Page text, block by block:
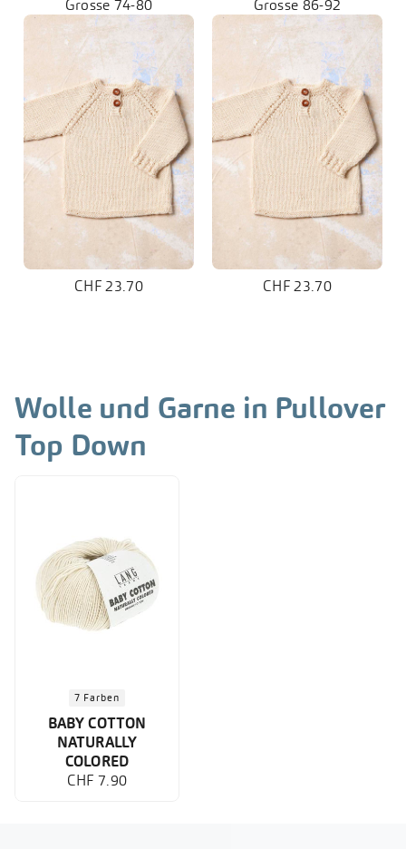
Grösse 74-80
CHF 23.70
Grösse 86-92
CHF 23.70
Wolle und Garne in Pullover
Top Down
7 Farben
BABY COTTON
NATURALLY
COLORED
CHF 7.90